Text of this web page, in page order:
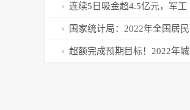
增产丰收，畜牧业生产稳定增长
连续5日吸金超4.5亿元，军工
ETF（512660）涨超1.3%，盘中
溢价交易
国家统计局：2022年全国居民
人均消费支出24538元
超额完成预期目标！2022年城